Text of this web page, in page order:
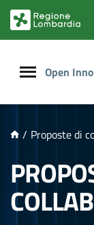
Open
/ Proposte di